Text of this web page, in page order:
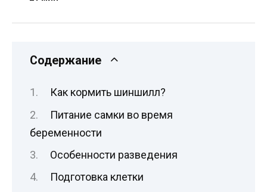
Содержание
Как кормить шиншилл?
Питание самки во время
беременности
Особенности разведения
Подготовка клетки